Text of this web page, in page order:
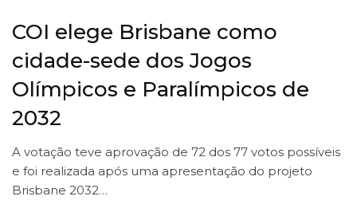
COI elege Brisbane como
cidade-sede dos Jogos
Olímpicos e Paralímpicos de
2032
A votação teve aprovação de 72 dos 77 votos possíveis
e foi realizada após uma apresentação do projeto
Brisbane 2032…